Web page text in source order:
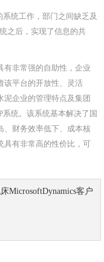
统工作，部门之间缺乏及
之后，实现了信息的共
有非常强的自助性，企业
该平台的开放性、灵活
泥企业的管理特点及集团
统。该系统基本解决了国
、财务效率低下、成本核
具有非常高的性价比，可
客户